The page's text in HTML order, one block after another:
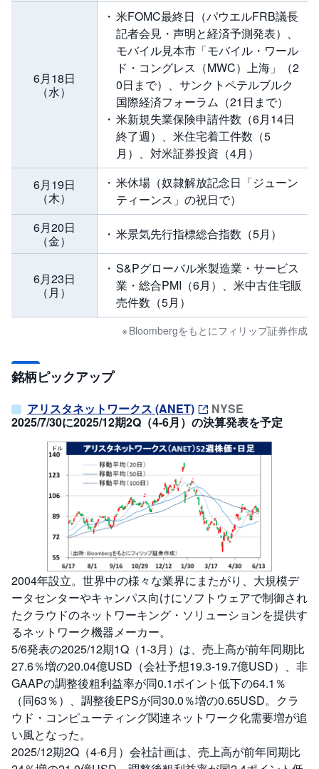
6月18日
（水）
米FOMC最終日（パウエルFRB議長
記者会見・声明と経済予測発表）、
モバイル見本市「モバイル・ワール
ド・コングレス（MWC）上海」（2
0日まで）、サンクトペテルブルク
国際経済フォーラム（21日まで）
米新規失業保険申請件数（6月14日
終了週）、米住宅着工件数（5
月）、対米証券投資（4月）
6月19日
（木）
米休場（奴隷解放記念日「ジューン
ティーンス」の祝日で）
6月20日
（金）
米景気先行指標総合指数（5月）
6月23日
（月）
S&Pグローバル米製造業・サービス
業・総合PMI（6月）、米中古住宅販
売件数（5月）
Bloombergをもとにフィリップ証券作成
銘柄ピックアップ
アリスタネットワークス (ANET)
NYSE
2025/7/30に2025/12期2Q（4-6月）の決算発表を予定
2004年設立。世界中の様々な業界にまたがり、大規模デ
ータセンターやキャンパス向けにソフトウェアで制御され
たクラウドのネットワーキング・ソリューションを提供す
るネットワーク機器メーカー。
5/6発表の2025/12期1Q（1-3月）は、売上高が前年同期比
27.6％増の20.04億USD（会社予想19.3-19.7億USD）、非
GAAPの調整後粗利益率が同0.1ポイント低下の64.1％
（同63％）、調整後EPSが同30.0％増の0.65USD。クラ
ウド・コンピューティング関連ネットワーク化需要増が追
い風となった。
2025/12期2Q（4-6月）会社計画は、売上高が前年同期比